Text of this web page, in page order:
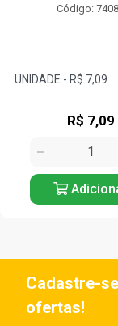
Código:
R$ 7,09
Cadastre-
ofertas!